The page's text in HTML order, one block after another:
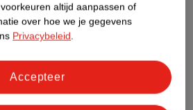
altijd aanpassen of
over hoe we je gegevens
Privacybeleid.
Accepteer